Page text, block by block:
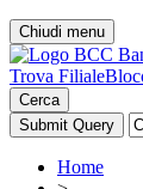
Chiudi menu
Trova Filiale
Cerca
Home